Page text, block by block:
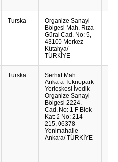
Turska
Organize Sanayi
Bölgesi Mah. Rıza
Güral Cad. No: 5,
43100 Merkez
Kütahya/
TÜRKİYE
Turska
Serhat Mah.
Ankara Teknopark
Yerleşkesi İvedik
Organize Sanayi
Bölgesi 2224.
Cad. No: 1 F Blok
Kat: 2 No: 214-
215, 06378
Yenimahalle
Ankara/ TÜRKİYE